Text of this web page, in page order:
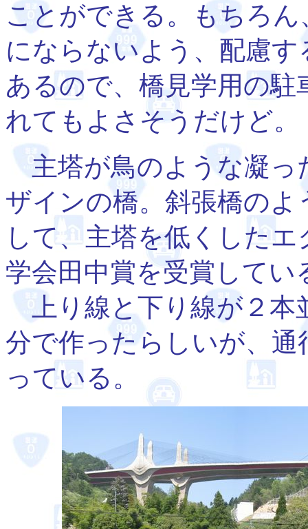
ことができる。もちろ
にならないよう、配慮
あるので、橋見学用の
れてもよさそうだけど。
主塔が鳥のような凝っ
ザインの橋。斜張橋の
して、主塔を低くした
学会田中賞を受賞してい
上り線と下り線が２本
分で作ったらしいが、
っている。